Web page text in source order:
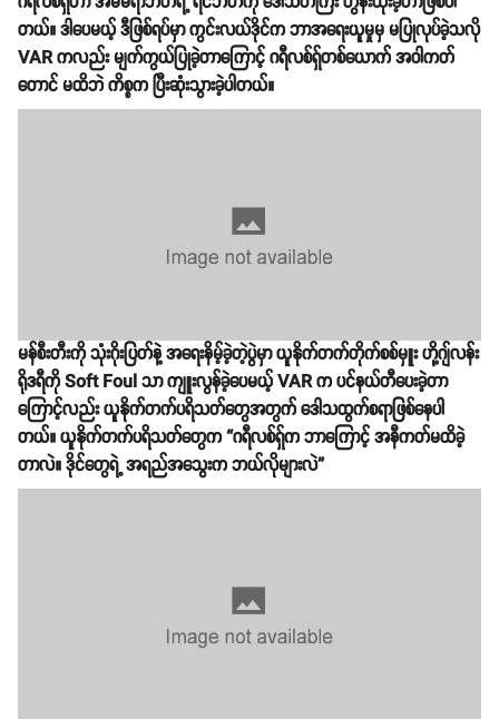
တယ်။ ဒါပေမယ့် ဒီဖြစ်ရပ်မှာ ကွင်းလယ်ဒိုင်က ဘာအရေးယူမှုမှ မပြုလုပ်ခဲ့သလို
VAR ကလည်း မျက်ကွယ်ပြုခဲ့တာကြောင့် ဂရီလစ်ရှ်တစ်ယောက် အဝါကတ်
တောင် မထိဘဲ ကိစ္စက ပြီးဆုံးသွားခဲ့ပါတယ်။
မန်စီးတီးကို သုံးဂိုးပြတ်နဲ့ အရေးနိမ့်ခဲ့တဲ့ပွဲမှာ ယူနိုက်တက်တိုက်စစ်မှူး ဟို့ဂျ်လန်း
ရိုဒရီကို Soft Foul သာ ကျူးလွန်ခဲ့ပေမယ့် VAR က ပင်နယ်တီပေးခဲ့တာ
ကြောင့်လည်း ယူနိုက်တက်ပရိသတ်တွေအတွက် ဒေါသထွက်စရာဖြစ်နေပါ
တယ်။ ယူနိုက်တက်ပရိသတ်တွေက “ဂရီလစ်ရှ်က ဘာကြောင့် အနီကတ်မထိခဲ့
တာလဲ။ ဒိုင်တွေရဲ့ အရည်အသွေးက ဘယ်လိုများလဲ”